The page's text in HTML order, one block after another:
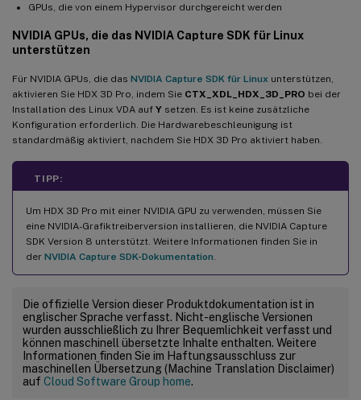
GPUs, die von einem Hypervisor durchgereicht werden
NVIDIA GPUs, die das NVIDIA Capture SDK für Linux
unterstützen
Für NVIDIA GPUs, die das NVIDIA Capture SDK für Linux unterstützen,
aktivieren Sie HDX 3D Pro, indem Sie CTX_XDL_HDX_3D_PRO bei der
Installation des Linux VDA auf Y setzen. Es ist keine zusätzliche
Konfiguration erforderlich. Die Hardwarebeschleunigung ist
standardmäßig aktiviert, nachdem Sie HDX 3D Pro aktiviert haben.
TIPP:
Um HDX 3D Pro mit einer NVIDIA GPU zu verwenden, müssen Sie
eine NVIDIA-Grafiktreiberversion installieren, die NVIDIA Capture
SDK Version 8 unterstützt. Weitere Informationen finden Sie in
der NVIDIA Capture SDK-Dokumentation
Die offizielle Version dieser Produktdokumentation ist in
englischer Sprache verfasst. Nicht-englische Versionen
wurden ausschließlich zu Ihrer Bequemlichkeit verfasst und
können maschinell übersetzte Inhalte enthalten. Weitere
Informationen finden Sie im Haftungsausschluss zur
maschinellen Übersetzung (Machine Translation Disclaimer)
auf Cloud Software Group home.